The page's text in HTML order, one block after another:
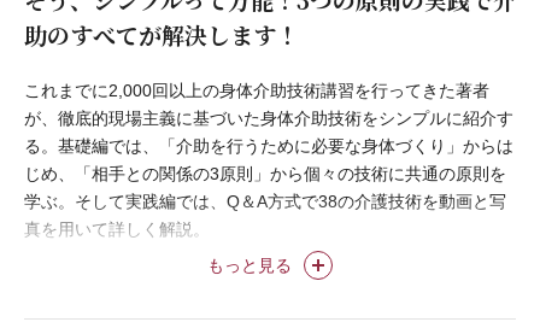
助のすべてが解決します！
もっと見る
これまでに2,000回以上の身体介助技術講習を行ってきた著者
が、徹底的現場主義に基づいた身体介助技術をシンプルに紹介す
る。基礎編では、「介助を行うために必要な身体づくり」からは
じめ、「相手との関係の3原則」から個々の技術に共通の原則を
学ぶ。そして実践編では、Q＆A方式で38の介護技術を動画と写
真を用いて詳しく解説。